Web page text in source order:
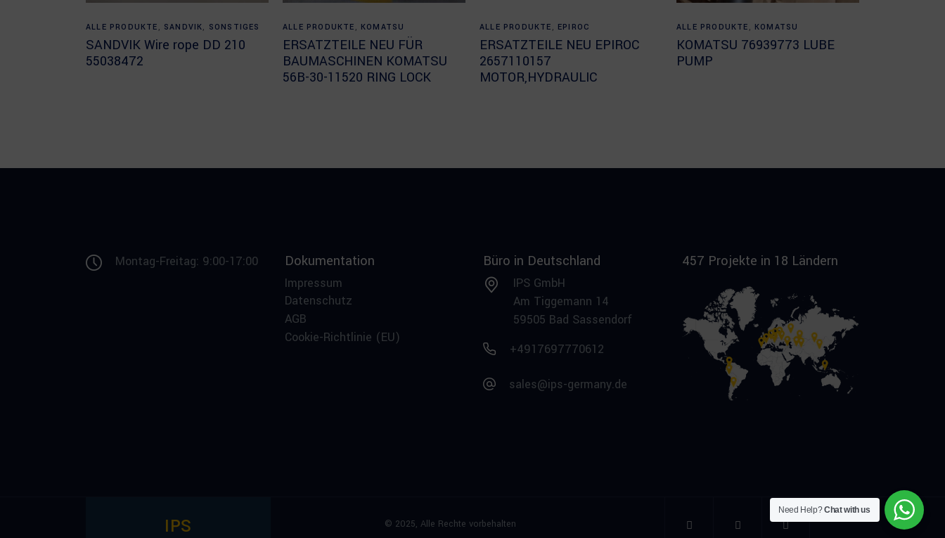
Read more
ALLE PRODUKTE , SANDVIK, SONSTIGES
SANDVIK Wire rope DD 210
55038472
Read more
ALLE PRODUKTE , KOMATSU
ERSATZTEILE NEU FÜR
BAUMASCHINEN KOMATSU
56B-30-11520 RING LOCK
Read more
ALLE PRODUKTE , EPIROC
ERSATZTEILE NEU EPIROC
2657110157
MOTOR,HYDRAULIC
Read more
ALLE PRODUKTE , KOMATSU
KOMATSU 76939773 LUBE
PUMP
Montag-Freitag: 9:00-17:00 Dokumentation
Impressum
Datenschutz
AGB
Cookie-Richtlinie (EU)
Büro in Deutschland
IPS GmbH
Am Tiggemann 14
59505 Bad Sassendorf
+4917697770612
sales@ips-germany.de
457 Projekte in 18 Ländern
IPS © 2025, Alle Rechte vorbehalten
Need Help?Chat with us